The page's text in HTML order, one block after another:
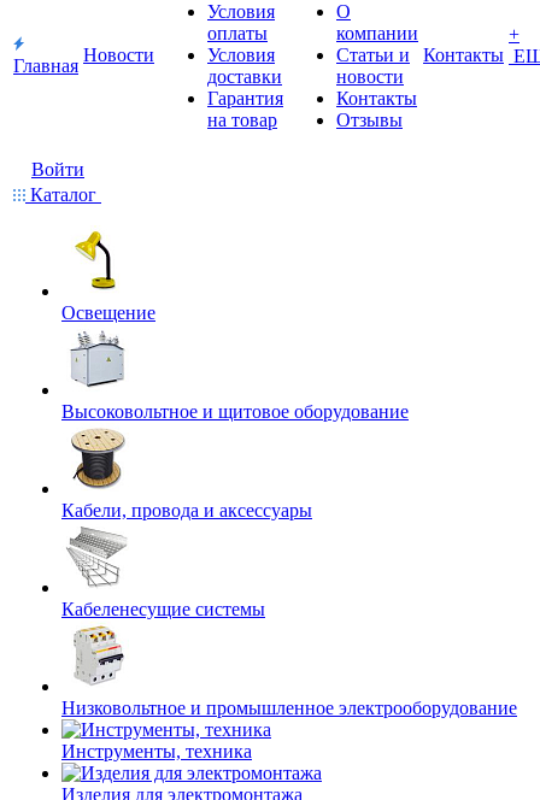
Главная
Новости
Условия
оплаты
Условия
доставки
Гарантия
на товар
О
компании
Статьи и
новости
Контакты
Отзывы
Контакты
+
Войти
Каталог
Освещение
Высоковольтное и щитовое оборудование
Кабели, провода и аксессуары
Кабеленесущие системы
Низковольтное и промышленное электрооборудование
Инструменты, техника
Изделия для электромонтажа